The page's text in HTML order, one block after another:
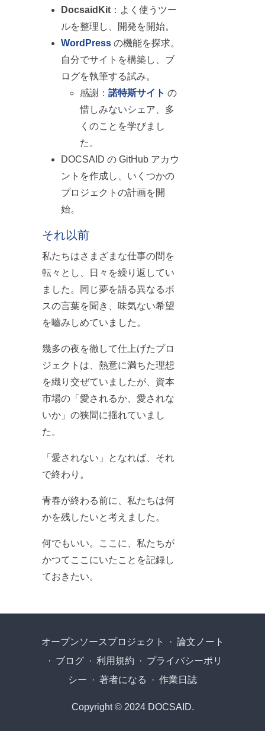
DocsaidKit ：よく使うツー
ルを整理し、開発を開始。
WordPress の機能を探求。
自分でサイトを構築し、ブ
ログを執筆する試み。
感謝：諾特斯サイト の
惜しみないシェア、多
くのことを学びまし
た。
DOCSAID の GitHub アカウ
ントを作成し、いくつかの
プロジェクトの計画を開
始。
それ以前
私たちはさまざまな仕事の間を
転々とし、日々を繰り返してい
ました。同じ夢を語る異なるボ
スの言葉を聞き、味気ない希望
を嚙みしめていました。
幾多の夜を徹して仕上げたプロ
ジェクトは、熱意に満ちた理想
を織り交ぜていましたが、資本
市場の「愛されるか、愛されな
いか」の狭間に揺れていまし
た。
「愛されない」となれば、それ
で終わり。
青春が終わる前に、私たちは何
かを残したいと考えました。
何でもいい。ここに、私たちが
かつてここにいたことを記録し
ておきたい。
オープンソースプロジェクト · 論文ノート
· ブログ · 利用規約 · プライバシーポリ
シー
· 著者になる · 作業日誌
Copyright © 2024 DOCSAID.